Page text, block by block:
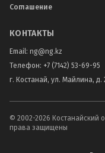
Соглашение
КОНТАКТЫ
Email: ng@ng.kz
Телефон: +7 (7142) 53-69-95
г. Костанай, ул. Майлина, д.
© 2002-2026 Костанайский
права защищены